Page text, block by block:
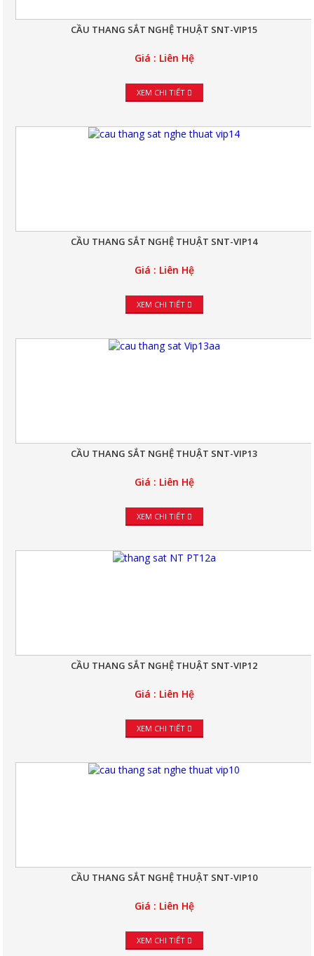
CẦU THANG SẮT NGHỆ THUẬT SNT-VIP15
Giá : Liên Hệ
XEM CHI TIẾT
CẦU THANG SẮT NGHỆ THUẬT SNT-VIP14
Giá : Liên Hệ
XEM CHI TIẾT
CẦU THANG SẮT NGHỆ THUẬT SNT-VIP13
Giá : Liên Hệ
XEM CHI TIẾT
CẦU THANG SẮT NGHỆ THUẬT SNT-VIP12
Giá : Liên Hệ
XEM CHI TIẾT
CẦU THANG SẮT NGHỆ THUẬT SNT-VIP10
Giá : Liên Hệ
XEM CHI TIẾT